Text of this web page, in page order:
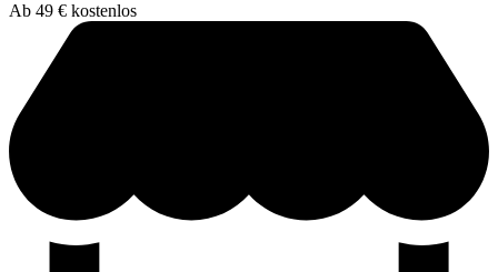
Ab 49 € kostenlos